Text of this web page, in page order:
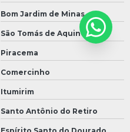
Bom Jardim de Minas
São Tomás de Aquino
Piracema
Comercinho
Itumirim
Santo Antônio do Retiro